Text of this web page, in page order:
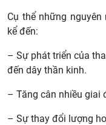
Cụ thể những
kể đến:
– Sự phát triển của
đến dây thần kinh.
– Tăng cân nhiều giai
– Sự thay đổi lượng